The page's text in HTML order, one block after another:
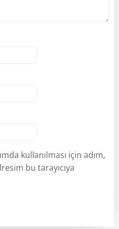
kullanılması için adım,
bu tarayıcıya